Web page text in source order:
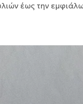
έως την